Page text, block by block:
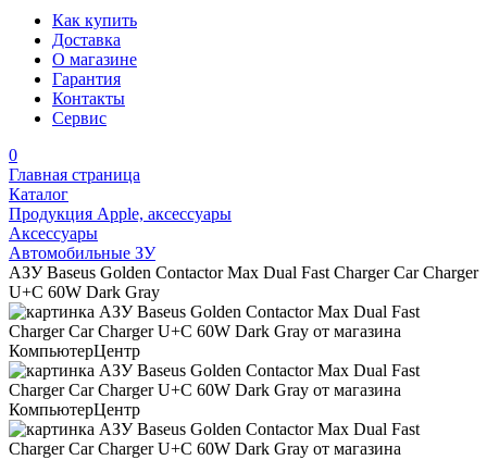
Как купить
Доставка
О магазине
Гарантия
Контакты
Сервис
0
Главная страница
Каталог
Продукция Apple, аксессуары
Аксессуары
Автомобильные ЗУ
АЗУ Baseus Golden Contactor Max Dual Fast Charger Car Charger
U+C 60W Dark Gray